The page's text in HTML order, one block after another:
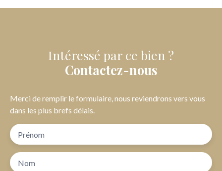
Intéressé par ce bien ?
Contactez-nous
Merci de remplir le formulaire, nous reviendrons vers vous
dans les plus brefs délais.
Prénom
Nom